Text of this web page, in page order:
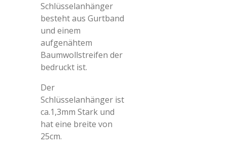
Schlüsselanhänger
besteht aus Gurtband
und einem
aufgenähtem
Baumwollstreifen der
bedruckt ist.
Der
Schlüsselanhänger ist
ca.1,3mm Stark und
hat eine breite von
25cm.